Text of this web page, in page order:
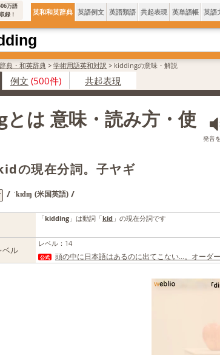
万語
収録！
英和和英辞典 英語例文 英語類語 共起表現 英単語帳 英語
典・和英辞典 > 学術用語英和対訳 > kiddingの意味・解説
例文 (500件) 共起表現
は 意味・読み方・使
発音
の現在分詞。子ヤギ
/ ˈkɪdɪŋ (米国英語) /
「kidding 」は動詞「kid 」の現在分詞です
ベル
レベル ： 14
公式 頭の中に日本語はあるのに出てこない…。オーダ